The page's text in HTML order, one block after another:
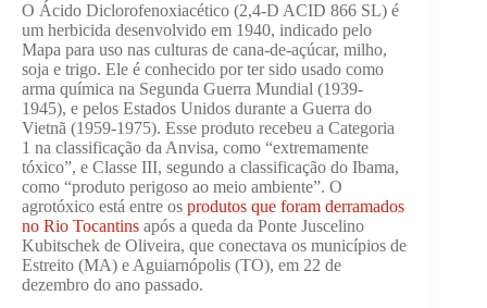
O Ácido Diclorofenoxiacético (2,4-D ACID 866 SL) é
um herbicida desenvolvido em 1940, indicado pelo
Mapa para uso nas culturas de cana-de-açúcar, milho,
soja e trigo. Ele é conhecido por ter sido usado como
arma química na Segunda Guerra Mundial (1939-
1945), e pelos Estados Unidos durante a Guerra do
Vietnã (1959-1975). Esse produto recebeu a Categoria
1 na classificação da Anvisa, como “extremamente
tóxico”, e Classe III, segundo a classificação do Ibama,
como “produto perigoso ao meio ambiente”. O
agrotóxico está entre os produtos que foram derramados
no Rio Tocantins após a queda da Ponte Juscelino
Kubitschek de Oliveira, que conectava os municípios de
Estreito (MA) e Aguiarnópolis (TO), em 22 de
dezembro do ano passado.